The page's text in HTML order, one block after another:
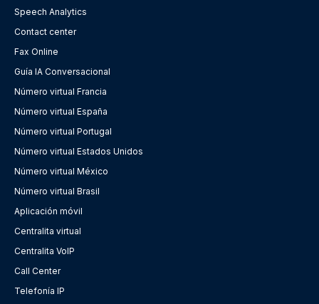
Speech Analytics
Contact center
Fax Online
Guía IA Conversacional
Número virtual Francia
Número virtual España
Número virtual Portugal
Número virtual Estados Unidos
Número virtual México
Número virtual Brasil
Aplicación móvil
Centralita virtual
Centralita VoIP
Call Center
Telefonía IP